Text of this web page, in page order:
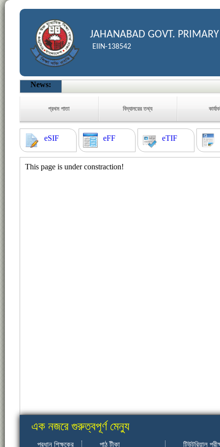
JAHANABAD GOVT.
EIIN-138542
News:
প্রথম পাতা বিদ্যালয়ের তথ্য
eSIF eFF eTIF
This page is under constraction!
এক নজরে গুরুত্বপূর্ণ মেন্যু
প্রধান শিক্ষকের
পাঠ টীকা
টিউটরিয়াল